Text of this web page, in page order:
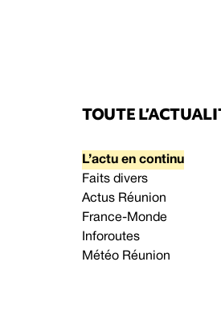
TOUTE
L’actu en continu
Faits divers
Actus Réunion
France-Monde
Inforoutes
Météo Réunion